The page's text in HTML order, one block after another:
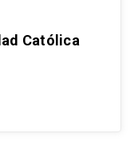
Católica